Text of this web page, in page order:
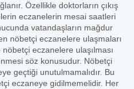
Özellikle doktorların çıkış
eczanelerin mesai saatleri
vatandaşların mağdur
nöbetçi eczanelere ulaşmaları
eczanelere ulaşılması
söz konusudur. Nöbetçi
geçtiği unutulmamalıdır. Bu
eczaneye gidilmemelidir. Her